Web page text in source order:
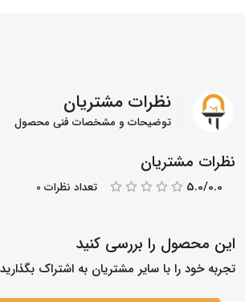
نظرات مشتریان
توضیحات و مشخصات فنی محصول
نظرات مشتریان
5.0/0.0 تعداد نظرات 0
این محصول را بررسی کنید
تجربه خود را با سایر مشتریان به اشتراک